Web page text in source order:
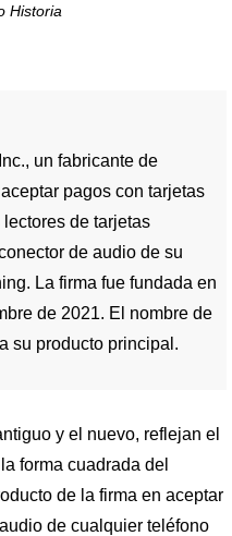
Historia
un fabricante de
pagos con tarjetas
de tarjetas
de audio de su
La firma fue fundada en
de 2021. El nombre de
su producto principal.
y el nuevo, reflejan el
forma cuadrada del
de la firma en aceptar
de cualquier teléfono